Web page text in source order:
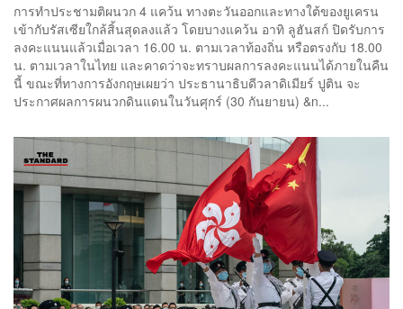
การทำประชามติผนวก 4 แคว้น ทางตะวันออกและทางใต้ของยูเครน
เข้ากับรัสเซียใกล้สิ้นสุดลงแล้ว โดยบางแคว้น อาทิ ลูฮันสก์ ปิดรับการ
ลงคะแนนแล้วเมื่อเวลา 16.00 น. ตามเวลาท้องถิ่น หรือตรงกับ 18.00
น. ตามเวลาในไทย และคาดว่าจะทราบผลการลงคะแนนได้ภายในคืน
นี้ ขณะที่ทางการอังกฤษเผยว่า ประธานาธิบดีวลาดิเมียร์ ปูติน จะ
ประกาศผลการผนวกดินแดนในวันศุกร์ (30 กันยายน) &n...